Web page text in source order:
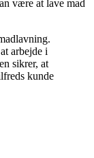
være at lave mad
arbejde i
sikrer, at
kunde